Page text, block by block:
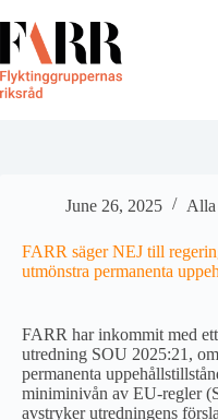
to
content
June 26, 2025 Alla
FARR säger NEJ till
utmönstra permanenta
FARR har inkommit med
utredning SOU 2025:21,
permanenta
miniminivån av EU-regler
avstryker utredningens